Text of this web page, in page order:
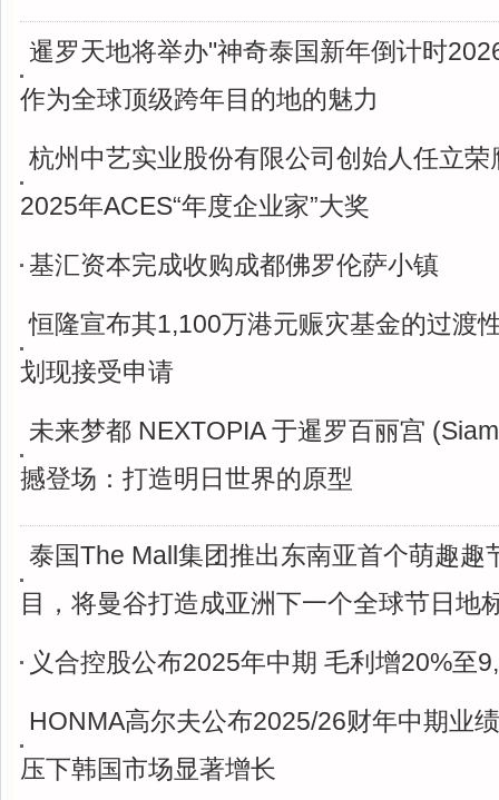
暹罗天地将举办"神奇泰国新年倒计时
作为全球顶级跨年目的地的魅力
杭州中艺实业股份有限公司创始人任立荣
2025年ACES“年度企业家”大奖
基汇资本完成收购成都佛罗伦萨小镇
恒隆宣布其1,100万港元赈灾基金的过渡
划现接受申请
未来梦都 NEXTOPIA 于暹罗百丽宫
撼登场：打造明日世界的原型
泰国The Mall集团推出东南亚首个萌趣趣
目，将曼谷打造成亚洲下一个全球节日地
义合控股公布2025年中期 毛利增20%至
HONMA高尔夫公布2025/26财年中期业
压下韩国市场显著增长